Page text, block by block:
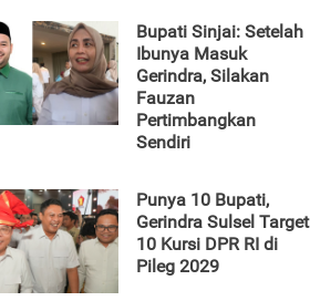
Bupati Sinjai: Setelah
Ibunya Masuk
Gerindra, Silakan
Fauzan
Pertimbangkan
Sendiri
Punya 10 Bupati,
Gerindra Sulsel Target
10 Kursi DPR RI di
Pileg 2029